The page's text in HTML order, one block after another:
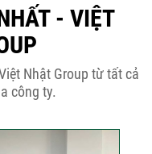
- VIỆT
Nhật Group từ tất cả
công ty.